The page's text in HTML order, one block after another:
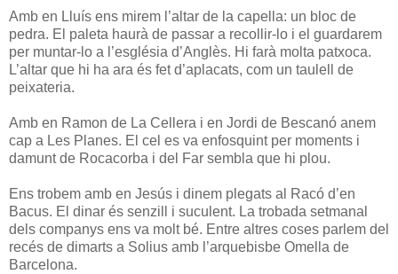
Amb en Lluís ens mirem l’altar de la capella: un bloc de
pedra. El paleta haurà de passar a recollir-lo i el guardarem
per muntar-lo a l’església d’Anglès. Hi farà molta patxoca.
L’altar que hi ha ara és fet d’aplacats, com un taulell de
peixateria.
Amb en Ramon de La Cellera i en Jordi de Bescanó anem
cap a Les Planes. El cel es va enfosquint per moments i
damunt de Rocacorba i del Far sembla que hi plou.
Ens trobem amb en Jesús i dinem plegats al Racó d’en
Bacus. El dinar és senzill i suculent. La trobada setmanal
dels companys ens va molt bé. Entre altres coses parlem del
recés de dimarts a Solius amb l’arquebisbe Omella de
Barcelona.